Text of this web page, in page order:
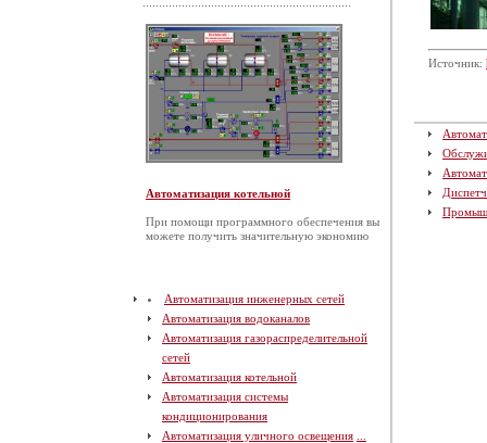
Автоматизация котельной
При помощи программного обеспечения вы
можете получить значительную экономию
Автоматизация инженерных сетей
Автоматизация водоканалов
Автоматизация газораспределительной
сетей
Автоматизация котельной
Автоматизация системы
кондиционирования
Автоматизация уличного освещения
Источник: